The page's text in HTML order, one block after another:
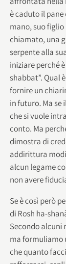
è caduto il
mano, suo
chiamato, una
serpente alla
iniziare perché
shabbat”. Qual
fornire un
in futuro. Ma se
che si vuole
conto. Ma
dimostra di
addirittura
alcun legame
non avere
Se è così però
di Rosh ha-
Secondo alcuni
ma formuliamo
che quanto